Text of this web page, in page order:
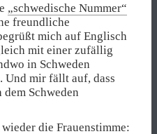
„schwedische Nummer“
freundliche
mich auf Englisch
mit einer zufällig
in Schweden
Und mir fällt auf, dass
Schweden
die Frauenstimme: